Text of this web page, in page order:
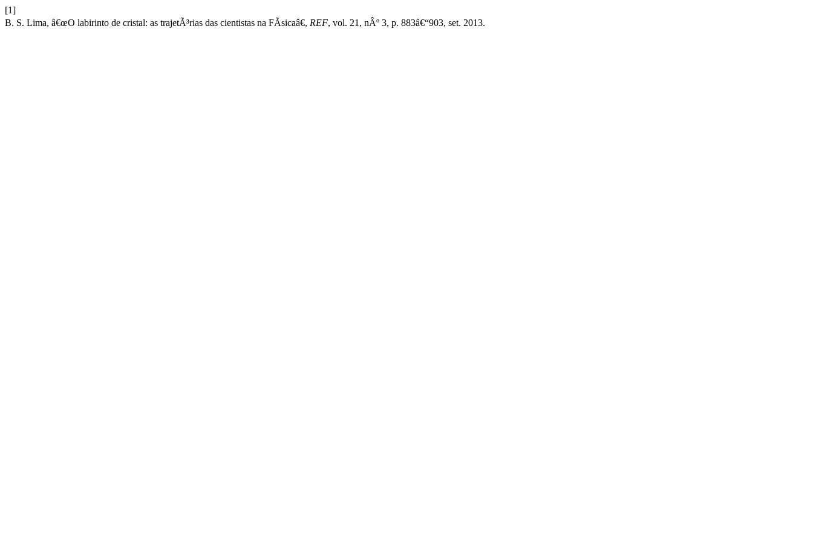
[1]
B. S. Lima, â€œO labirinto de cristal: as trajetÃ³rias das cientistas na FÃ­sicaâ€, REF, vol. 21, nÂº 3, p. 883â€“903, set. 2013.